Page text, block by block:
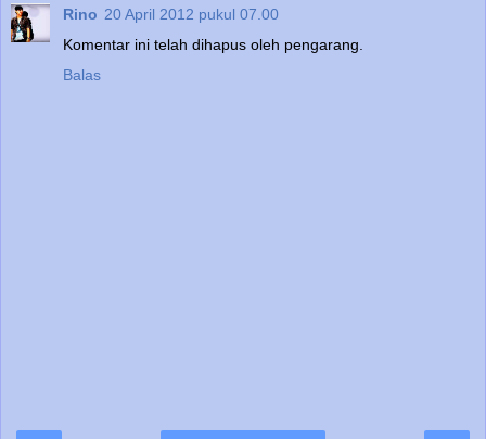
Rino 20 April 2012 pukul 07.00
Komentar ini telah dihapus oleh pengarang.
Balas